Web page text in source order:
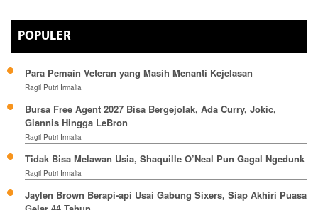
POPULER
Para Pemain Veteran yang Masih Menanti Kejelasan
Ragil Putri Irmalia
Bursa Free Agent 2027 Bisa Bergejolak, Ada Curry, Jokic,
Giannis Hingga LeBron
Ragil Putri Irmalia
Tidak Bisa Melawan Usia, Shaquille O’Neal Pun Gagal Ngedunk
Ragil Putri Irmalia
Jaylen Brown Berapi-api Usai Gabung Sixers, Siap Akhiri Puasa